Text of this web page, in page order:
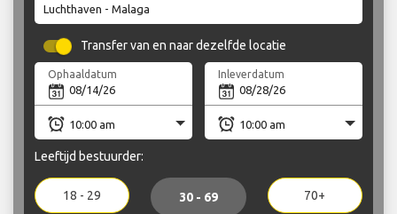
Transfer van en naar dezelfde locatie
Ophaaldatum Inleverdatum
Leeftijd bestuurder:
18 - 29 30 - 69 70+